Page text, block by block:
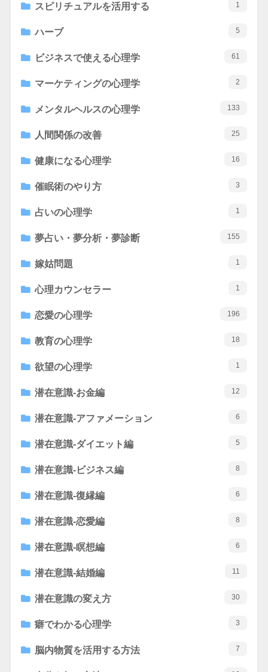
スピリチュアルを活用する 1
ハーブ 5
ビジネスで使える心理学 61
マーケティングの心理学 2
メンタルヘルスの心理学 133
人間関係の改善 25
健康になる心理学 16
催眠術のやり方 3
占いの心理学 1
夢占い・夢分析・夢診断 155
嫁姑問題 1
心理カウンセラー 1
恋愛の心理学 196
教育の心理学 18
欲望の心理学 1
潜在意識-お金編 12
潜在意識-アファメーション 6
潜在意識-ダイエット編 5
潜在意識-ビジネス編 8
潜在意識-復縁編 6
潜在意識-恋愛編 8
潜在意識-瞑想編 6
潜在意識-結婚編 11
潜在意識の変え方 30
癖でわかる心理学 3
脳内物質を活用する方法 7